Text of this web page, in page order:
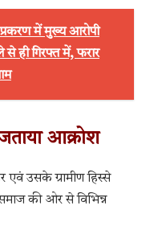
प्रकरण में मुख्य आरोपी
से ही गिरफ्त में, फरार
आक्रोश
एवं उसके ग्रामीण हिस्से
की ओर से विभिन्न